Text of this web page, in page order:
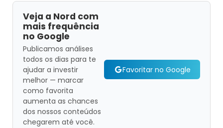
Veja a Nord com
mais frequência
no Google
Publicamos análises
todos os dias para te
ajudar a investir
melhor — marcar
como favorita
aumenta as chances
dos nossos conteúdos
chegarem até você.
Favoritar no Google